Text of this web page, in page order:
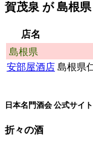
賀茂泉 が島根県
店名
島根県
安部屋酒店 島根県
日本名門酒会 公式サイト
折々の酒